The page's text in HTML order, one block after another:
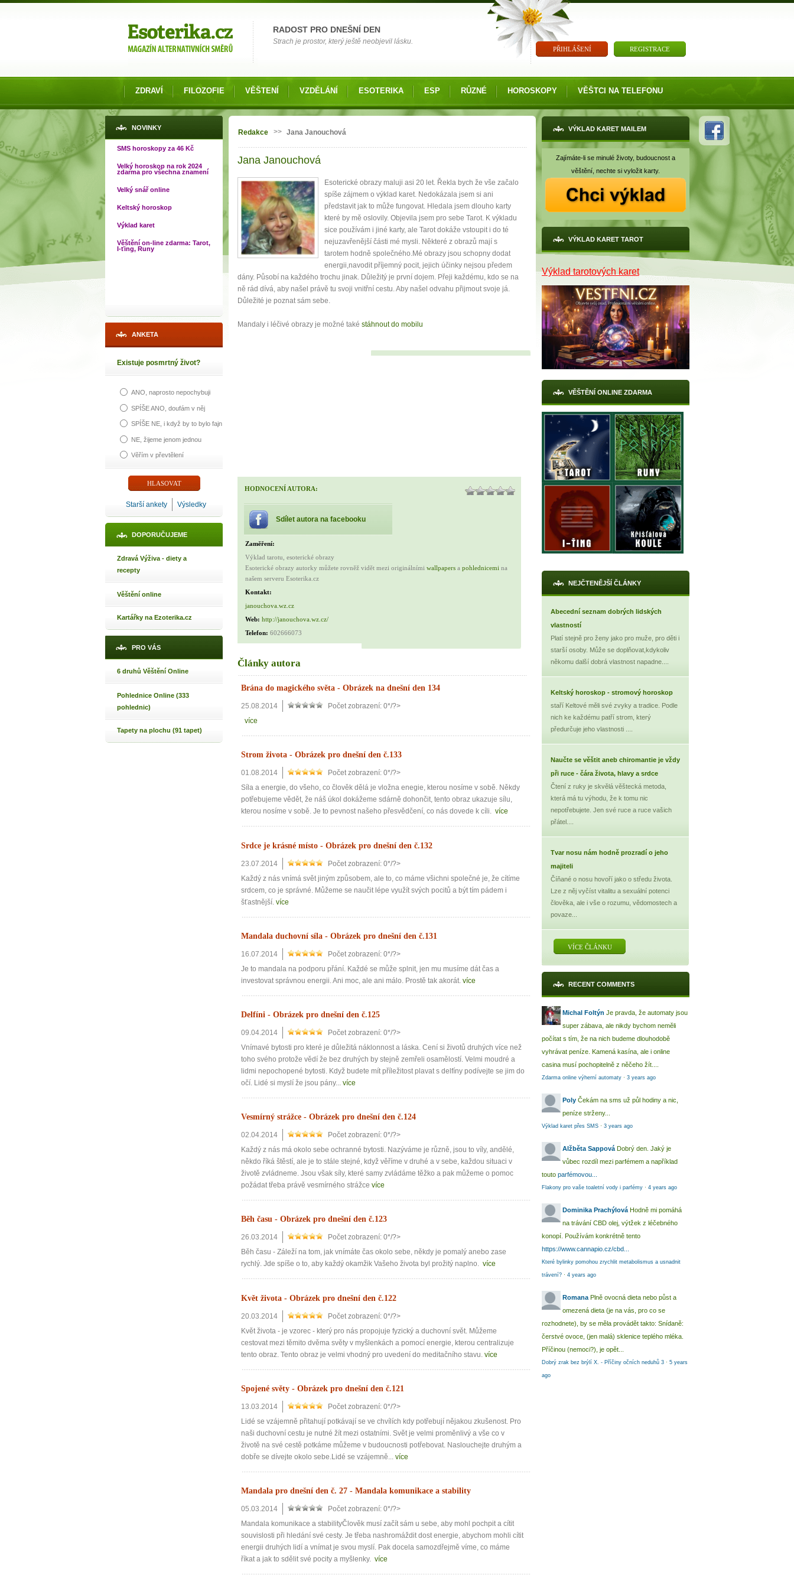
plnohodnotný život
... všechny tipy zdarma.
Máte pocit, že jste unaveni hned jak ráno vstanete?
Jak mít více energie každý den
Jak vnést do života rovnováhu
Jak být šťastnější
RADOST PRO DNEŠNÍ DEN
Strach je prostor, který ještě neobjevil lásku.
PŘIHLÁŠENÍ REGISTRACE
ZDRAVÍ FILOZOFIE VĚŠTENÍ VZDĚLÁNÍ ESOTERIKA ESP RŮZNÉ HOROSKOPY VĚŠTCI NA TELEFONU
NOVINKY
SMS horoskopy za 46 Kč
Velký horoskop na rok 2024
zdarma pro všechna znamení
Velký snář online
Keltský horoskop
Výklad karet
Věštění on-line zdarma: Tarot,
I-ťing, Runy
ANKETA
Existuje posmrtný život?
ANO, naprosto nepochybuji
SPÍŠE ANO, doufám v něj
SPÍŠE NE, i když by to bylo fajn
NE, žijeme jenom jednou
Věřím v převtělení
Starší ankety Výsledky
DOPORUČUJEME
Zdravá Výživa - diety a
recepty
Věštění online
Kartářky na Ezoterika.cz
PRO VÁS
6 druhů Věštění Online
Pohlednice Online (333
pohlednic)
Tapety na plochu (91 tapet)
Jste zde
Redakce >> Jana Janouchová
Jana Janouchová
Esoterické obrazy maluji asi 20 let. Řekla bych že vše začalo
spíše zájmem o výklad karet. Nedokázala jsem si ani
představit jak to může fungovat. Hledala jsem dlouho karty
které by mě oslovily. Objevila jsem pro sebe Tarot. K výkladu
sice používám i jiné karty, ale Tarot dokáže vstoupit i do té
nejuzavřenější části mé mysli. Některé z obrazů mají s
tarotem hodně společného.Mé obrazy jsou schopny dodat
energii,navodit příjemný pocit, jejich účinky nejsou předem
dány. Působí na každého trochu jinak. Důležitý je první dojem. Přeji každému, kdo se na
ně rád dívá, aby našel právě tu svoji vnitřní cestu. Aby našel odvahu přijmout svoje já.
Důležité je poznat sám sebe.
Mandaly i léčivé obrazy je možné také stáhnout do mobilu
HODNOCENÍ AUTORA:
Sdílet autora na facebooku
Zaměření:
Výklad tarotu, esoterické obrazy
Esoterické obrazy autorky můžete rovněž vidět mezi originálními wallpapers a pohlednicemi na
našem serveru Esoterika.cz
Kontakt:
janouchova.wz.cz
Web: http://janouchova.wz.cz/
Telefon: 602666073
Články autora
Brána do magického světa - Obrázek na dnešní den 134
25.08.2014
Počet zobrazení: 0*/?>
více
Strom života - Obrázek pro dnešní den č.133
01.08.2014
Počet zobrazení: 0*/?>
Síla a energie, do všeho, co člověk dělá je vložna enegie, kterou nosíme v sobě. Někdy
potřebujeme vědět, že náš úkol dokážeme sdárně dohončit, tento obraz ukazuje sílu,
kterou nosíme v sobě. Je to pevnost našeho přesvědčení, co nás dovede k cíli. více
Srdce je krásné místo - Obrázek pro dnešní den č.132
23.07.2014
Počet zobrazení: 0*/?>
Každý z nás vnímá svět jiným způsobem, ale to, co máme všichni společné je, že cítíme
srdcem, co je správné. Můžeme se naučit lépe využít svých pocitů a být tím pádem i
šťastnější. více
Mandala duchovní síla - Obrázek pro dnešní den č.131
16.07.2014
Počet zobrazení: 0*/?>
Je to mandala na podporu přání. Každé se může splnit, jen mu musíme dát čas a
investovat správnou energii. Ani moc, ale ani málo. Prostě tak akorát. více
Delfíni - Obrázek pro dnešní den č.125
09.04.2014
Počet zobrazení: 0*/?>
Vnímavé bytosti pro které je důležitá náklonnost a láska. Cení si životů druhých více než
toho svého protože vědí že bez druhých by stejně zemřeli osamělostí. Velmi moudré a
lidmi nepochopené bytosti. Když budete mít příležitost plavat s delfíny podívejte se jim do
očí. Lidé si myslí že jsou pány... více
Vesmírný strážce - Obrázek pro dnešní den č.124
02.04.2014
Počet zobrazení: 0*/?>
Každý z nás má okolo sebe ochranné bytosti. Nazýváme je různě, jsou to víly, andělé,
někdo říká štěstí, ale je to stále stejné, když věříme v druhé a v sebe, každou situaci v
životě zvládneme. Jsou však síly, které samy zvládáme těžko a pak můžeme o pomoc
požádat třeba právě vesmírného strážce více
Běh času - Obrázek pro dnešní den č.123
26.03.2014
Počet zobrazení: 0*/?>
Běh času - Záleží na tom, jak vnímáte čas okolo sebe, někdy je pomalý anebo zase
rychlý. Jde spíše o to, aby každý okamžik Vašeho života byl prožitý naplno. více
Květ života - Obrázek pro dnešní den č.122
20.03.2014
Počet zobrazení: 0*/?>
Květ života - je vzorec - který pro nás propojuje fyzický a duchovní svět. Můžeme
cestovat mezi těmito dvěma světy v myšlenkách a pomocí energie, kterou centralizuje
tento obraz. Tento obraz je velmi vhodný pro uvedení do meditačního stavu. více
Spojené světy - Obrázek pro dnešní den č.121
13.03.2014
Počet zobrazení: 0*/?>
Lidé se vzájemně přitahují potkávají se ve chvílích kdy potřebují nějakou zkušenost. Pro
naši duchovní cestu je nutné žít mezi ostatními. Svět je velmi proměnlivý a vše co v
životě na své cestě potkáme můžeme v budoucnosti potřebovat. Naslouchejte druhým a
dobře se dívejte okolo sebe.Lidé se vzájemně... více
Mandala pro dnešní den č. 27 - Mandala komunikace a stability
05.03.2014
Počet zobrazení: 0*/?>
Mandala komunikace a stabilityČlověk musí začít sám u sebe, aby mohl pochpit a cítit
souvislosti při hledání své cesty. Je třeba nashromáždit dost energie, abychom mohli cítit
energii druhých lidí a vnímat je svou myslí. Pak docela samozdřejmě víme, co máme
říkat a jak to sdělit své pocity a myšlenky. více
VÝKLAD KARET MAILEM
Zajímáte-li se minulé životy, budoucnost a
věštění, nechte si vyložit karty.
VÝKLAD KARET TAROT
Výklad tarotových karet
VĚŠTĚNÍ ONLINE ZDARMA
NEJČTENĚJŠÍ ČLÁNKY
Abecední seznam dobrých lidských
vlastností
Platí stejně pro ženy jako pro muže, pro děti i
starší osoby. Může se doplňovat,kdykoliv
někomu další dobrá vlastnost napadne....
Keltský horoskop - stromový horoskop
staří Keltové měli své zvyky a tradice. Podle
nich ke každému patří strom, který
předurčuje jeho vlastnosti ....
Naučte se věštit aneb chiromantie je vždy
při ruce - čára života, hlavy a srdce
Čtení z ruky je skvělá věštecká metoda,
která má tu výhodu, že k tomu nic
nepotřebujete. Jen své ruce a ruce vašich
přátel....
Tvar nosu nám hodně prozradí o jeho
majiteli
Číňané o nosu hovoří jako o středu života.
Lze z něj vyčíst vitalitu a sexuální potenci
člověka, ale i vše o rozumu, vědomostech a
povaze...
VÍCE ČLÁNKU
RECENT COMMENTS
Michal Foltýn Je pravda, že automaty jsou
super zábava, ale nikdy bychom neměli
počítat s tím, že na nich budeme dlouhodobě
vyhrávat peníze. Kamená kasína, ale i online
casina musí pochopitelně z něčeho žít....
Zdarma online výherní automaty · 3 years ago
Poly Čekám na sms už půl hodiny a nic,
peníze strženy...
Výklad karet přes SMS · 3 years ago
Alžběta Sappová Dobrý den. Jaký je
vůbec rozdíl mezi parfémem a například
touto parfémovou...
Flakony pro vaše toaletní vody i parfémy · 4 years ago
Dominika Prachýlová Hodně mi pomáhá
na trávání CBD olej, výtžek z léčebného
konopí. Používám konkrétně tento
https://www.cannapio.cz/cbd...
Které bylinky pomohou zrychlit metabolismus a usnadnit
trávení? · 4 years ago
Romana Plně ovocná dieta nebo půst a
omezená dieta (je na vás, pro co se
rozhodnete), by se měla provádět takto: Snídaně:
čerstvé ovoce, (jen malá) sklenice teplého mléka.
Příčinou (nemoci?), je opět...
Dobrý zrak bez brýlí X. - Příčiny očních neduhů 3 · 5 years
ago